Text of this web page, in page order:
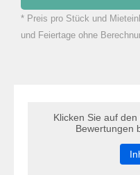
zu
* Preis pro Stück und
und Feiertage ohne
Klicken Sie auf
Bewertungen